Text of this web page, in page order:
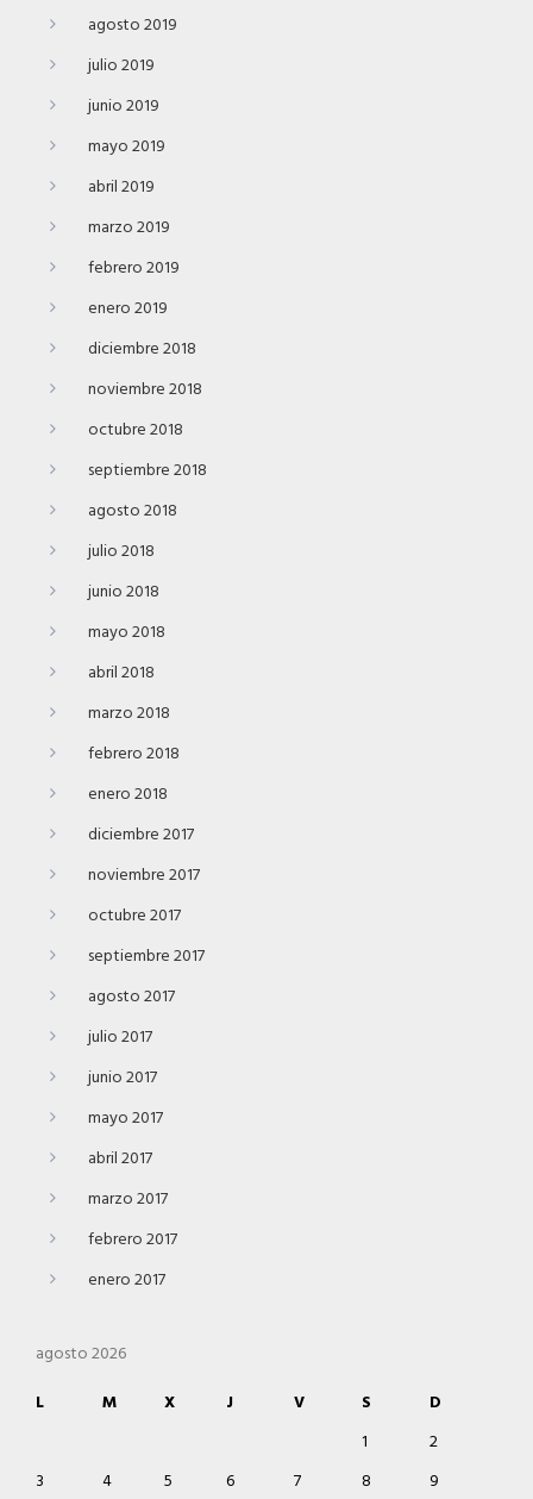
agosto 2019
julio 2019
junio 2019
mayo 2019
abril 2019
marzo 2019
febrero 2019
enero 2019
diciembre 2018
noviembre 2018
octubre 2018
septiembre 2018
agosto 2018
julio 2018
junio 2018
mayo 2018
abril 2018
marzo 2018
febrero 2018
enero 2018
diciembre 2017
noviembre 2017
octubre 2017
septiembre 2017
agosto 2017
julio 2017
junio 2017
mayo 2017
abril 2017
marzo 2017
febrero 2017
enero 2017
agosto 2026
L
M X J V S
D
1
2
3
4 5 6 7 8
9